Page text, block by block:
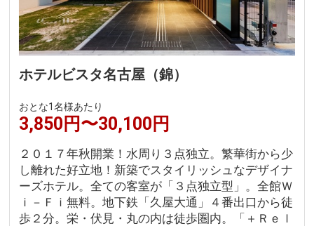
ホテルビスタ名古屋（錦）
おとな1名様あたり
3,850円〜30,100円
２０１７年秋開業！水周り３点独立。繁華街から少
し離れた好立地！新築でスタイリッシュなデザイナ
ーズホテル。全ての客室が「３点独立型」。全館Ｗ
ｉ－Ｆｉ無料。地下鉄「久屋大通」４番出口から徒
歩２分。栄・伏見・丸の内は徒歩圏内。「＋Ｒｅｌ